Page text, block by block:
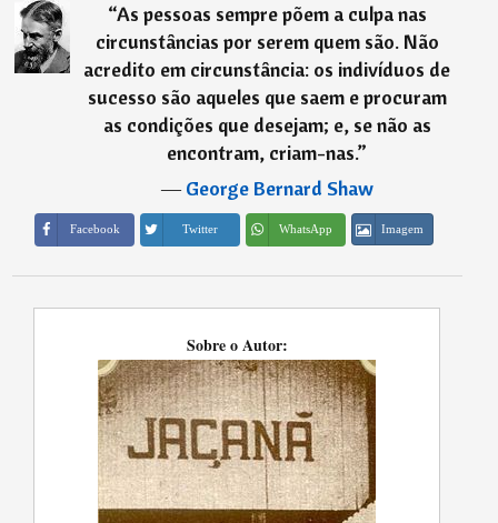
“As pessoas sempre põem a culpa nas
circunstâncias por serem quem são. Não
acredito em circunstância: os indivíduos de
sucesso são aqueles que saem e procuram
as condições que desejam; e, se não as
encontram, criam-nas.”
―George Bernard Shaw
Facebook Twitter WhatsApp Imagem
Sobre o Autor: